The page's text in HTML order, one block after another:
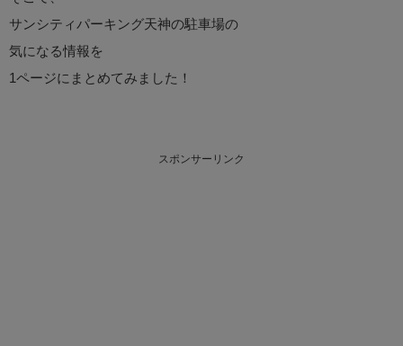
サンシティパーキング天神の駐車場の
気になる情報を
1ページにまとめてみました！
スポンサーリンク